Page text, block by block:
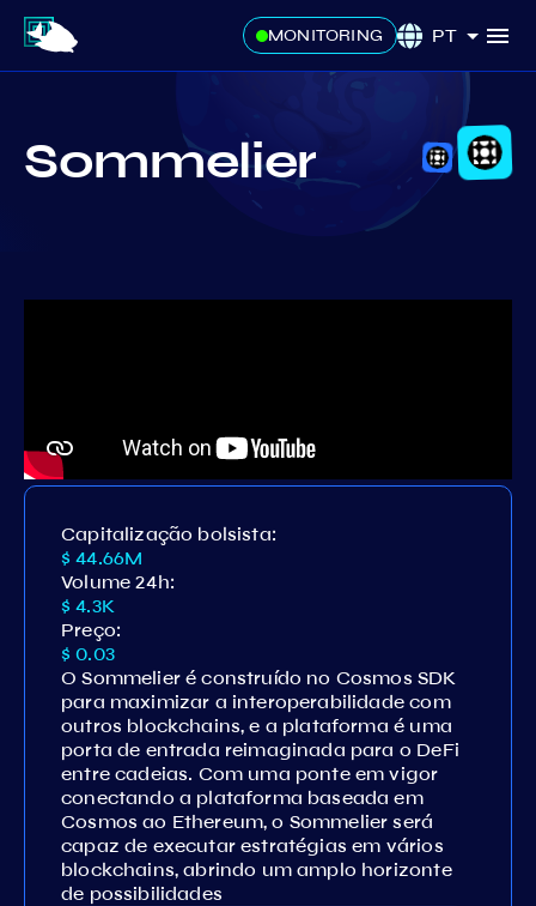
MONITORING PT
Sommelier
Capitalização bolsista:
$ 44.66M
Volume 24h:
$ 4.3K
Preço:
$ 0.03
O Sommelier é construído no Cosmos SDK
para maximizar a interoperabilidade com
outros blockchains, e a plataforma é uma
porta de entrada reimaginada para o DeFi
entre cadeias. Com uma ponte em vigor
conectando a plataforma baseada em
Cosmos ao Ethereum, o Sommelier será
capaz de executar estratégias em vários
blockchains, abrindo um amplo horizonte
de possibilidades